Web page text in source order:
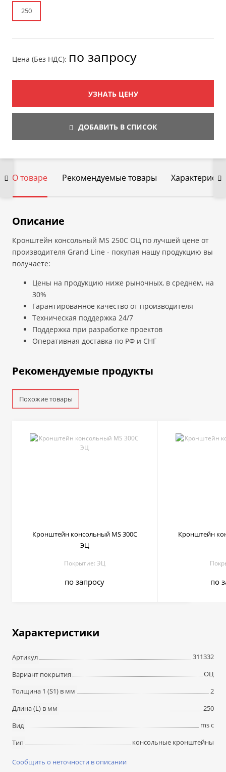
250
Цена (Без НДС): по запросу
УЗНАТЬ ЦЕНУ
ДОБАВИТЬ В СПИСОК
О товаре Рекомендуемые товары
Описание
Кронштейн консольный MS 250C ОЦ по лучшей цене от
производителя Grand Line - покупая нашу продукцию вы
получаете:
Цены на продукцию ниже рыночных, в среднем, на
30%
Гарантированное качество от производителя
Техническая поддержка 24/7
Поддержка при разработке проектов
Оперативная доставка по РФ и СНГ
Рекомендуемые продукты
Похожие товары
Кронштейн консольный MS 300C
ЭЦ
Покрытие: ЭЦ
по запросу
Кронштейн
по
Характеристики
Артикул
311332
Вариант покрытия
ОЦ
Толщина 1 (S1) в мм
2
Длина (L) в мм
250
Вид
ms c
Тип
консольные кронштейны
Сообщить о неточности в описании